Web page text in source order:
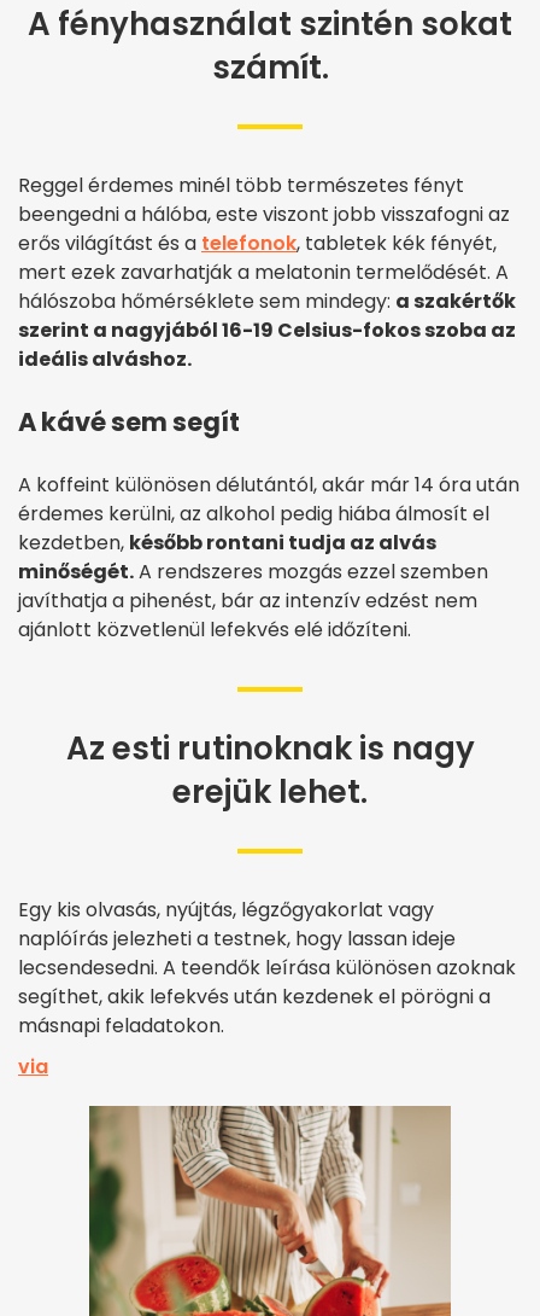
A fényhasználat szintén sokat
számít.
Reggel érdemes minél több természetes fényt
beengedni a hálóba, este viszont jobb visszafogni az
erős világítást és a telefonok, tabletek kék fényét,
mert ezek zavarhatják a melatonin termelődését. A
hálószoba hőmérséklete sem mindegy: a szakértők
szerint a nagyjából 16-19 Celsius-fokos szoba az
ideális alváshoz.
A kávé sem segít
A koffeint különösen délutántól, akár már 14 óra után
érdemes kerülni, az alkohol pedig hiába álmosít el
kezdetben, később rontani tudja az alvás
minőségét.A rendszeres mozgás ezzel szemben
javíthatja a pihenést, bár az intenzív edzést nem
ajánlott közvetlenül lefekvés elé időzíteni.
Az esti rutinoknak is nagy
erejük lehet.
Egy kis olvasás, nyújtás, légzőgyakorlat vagy
naplóírás jelezheti a testnek, hogy lassan ideje
lecsendesedni. A teendők leírása különösen azoknak
segíthet, akik lefekvés után kezdenek el pörögni a
másnapi feladatokon.
via